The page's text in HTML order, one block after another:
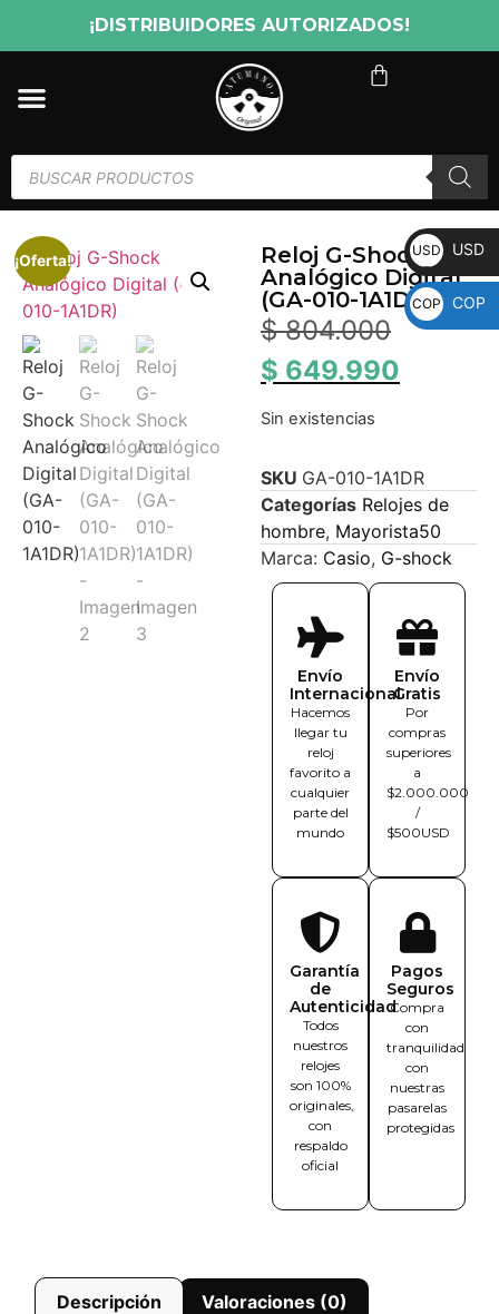
¡DISTRIBUIDORES AUTORIZADOS!
¡Oferta!
Reloj G-Shock
Analógico Digital
(GA-010-1A1DR)
$804.000
$ 649.990
Sin existencias
SKU GA-010-1A1DR
Categorías Relojes de
hombre, Mayorista50
Marca: Casio, G-shock
Envío
Internacional
Hacemos
llegar tu
reloj
favorito a
cualquier
parte del
mundo
Envío
Gratis
Por
compras
superiores
a
$2.000.000
/
$500USD
Garantía
de
Autenticidad
Todos
nuestros
relojes
son 100%
originales,
con
respaldo
oficial
Pagos
Seguros
Compra
con
tranquilidad
con
nuestras
pasarelas
protegidas
Descripción Valoraciones (0)
USD USD
COP COP